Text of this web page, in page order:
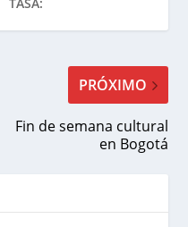
PRÓXIMO
Fin de semana cultural
en Bogotá